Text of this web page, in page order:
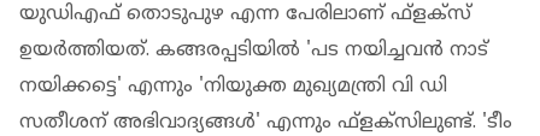
യുഡിഎഫ് തൊടുപുഴ എന്ന പേരിലാണ് ഫ്‌ളക്‌സ്
ഉയര്‍ത്തിയത്. കങ്ങരപ്പടിയിൽ 'പട നയിച്ചവൻ നാട്
നയിക്കട്ടെ' എന്നും 'നിയുക്ത മുഖ്യമന്ത്രി വി ഡി
സതീശന് അഭിവാദ്യങ്ങൾ' എന്നും ഫ്‌ളക്‌സിലുണ്ട്. 'ടീം